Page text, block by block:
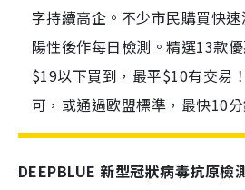
字持續高企。不少市民購買快
陽性後作每日檢測。精選13款
$19以下買到，最平$10有交易
可，或通過歐盟標準，最快10分
DEEPBLUE 新型冠狀病毒抗原檢